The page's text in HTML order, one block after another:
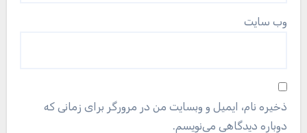
وب‌ سایت
ذخیره نام، ایمیل و وبسایت من در مرورگر برای زمانی که
دوباره دیدگاهی می‌نویسم.